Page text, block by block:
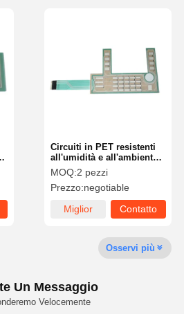
Contattaci Notizie
Circuiti in PET resistenti
all'umidità e all'ambiente
per una maggiore durata
MOQ:2 pezzi
Prezzo:negotiable
Miglior
Contatto
Osservi più
Un Messaggio
Velocemente